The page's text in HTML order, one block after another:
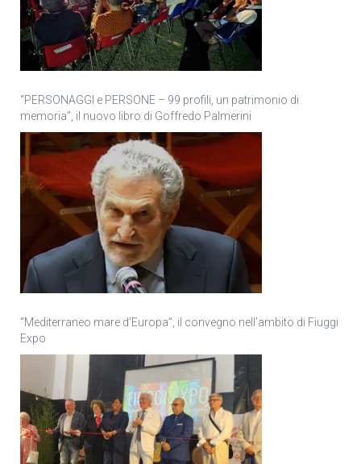
“PERSONAGGI e PERSONE – 99 profili, un patrimonio di
memoria”, il nuovo libro di Goffredo Palmerini
“Mediterraneo mare d’Europa”, il convegno nell’ambito di Fiuggi
Expo